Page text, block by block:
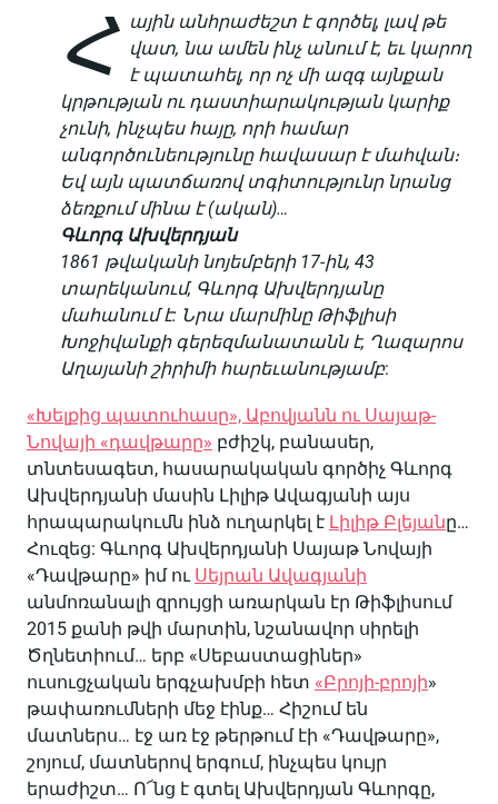
Հ
ային անհրաժեշտ է գործել, լավ թե
վատ, նա ամեն ինչ անում է, եւ կարող
է պատահել, որ ոչ մի ազգ այնքան
կրթության ու դաստիարակության կարիք
չունի, ինչպես հայը, որի համար
անգործունեությունը հավասար է մահվան։
Եվ այն պատճառով տգիտությունր նրանց
ձեռքում մինա է (ական)…
Գևորգ Ախվերդյան
1861 թվականի նոյեմբերի 17-ին, 43
տարեկանում, Գևորգ Ախվերդյանը
մահանում է: Նրա մարմինը Թիֆլիսի
Խոջիվանքի գերեզմանատանն է, Ղազարոս
Աղայանի շիրիմի հարեւանությամբ:
«Խելքից պատուհասը», Աբովյանն ու Սայաթ-
Նովայի «դավթարը» բժիշկ, բանասեր,
տնտեսագետ, հասարակական գործիչ Գևորգ
Ախվերդյանի մասին Լիլիթ Ավագյանի այս
հրապարակումն ինձ ուղարկել է Լիլիթ Բլեյանը…
Հուզեց: Գևորգ Ախվերդյանի Սայաթ Նովայի
«Դավթարը» իմ ու Սեյրան Ավագյանի
անմոռանալի զրույցի առարկան էր Թիֆլիսում
2015 քանի թվի մարտին, նշանավոր սիրելի
Ծղնետիում… երբ «Սեբաստացիներ»
ուսուցչական երգչախմբի հետ «Բրոյի-բրոյի»
թափառումների մեջ էինք… Հիշում են
մատներս… էջ առ էջ թերթում էի «Դավթարը»,
շոյում, մատներով երգում, ինչպես կույր
երաժիշտ… Ո՜նց է գտել Ախվերդյան Գևորգը,